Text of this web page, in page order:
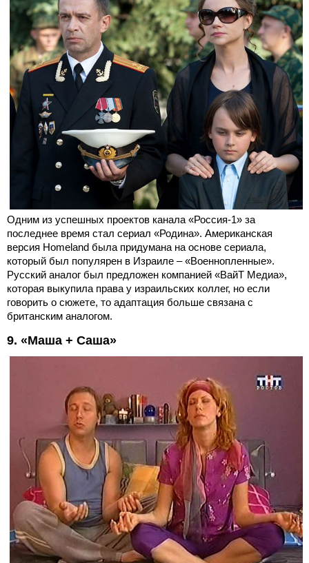
Одним из успешных проектов канала «Россия-1» за
последнее время стал сериал «Родина». Американская
версия Homeland была придумана на основе сериала,
который был популярен в Израиле – «Военнопленные».
Русский аналог был предложен компанией «ВайТ Медиа»,
которая выкупила права у израильских коллег, но если
говорить о сюжете, то адаптация больше связана с
британским аналогом.
9. «Маша + Саша»